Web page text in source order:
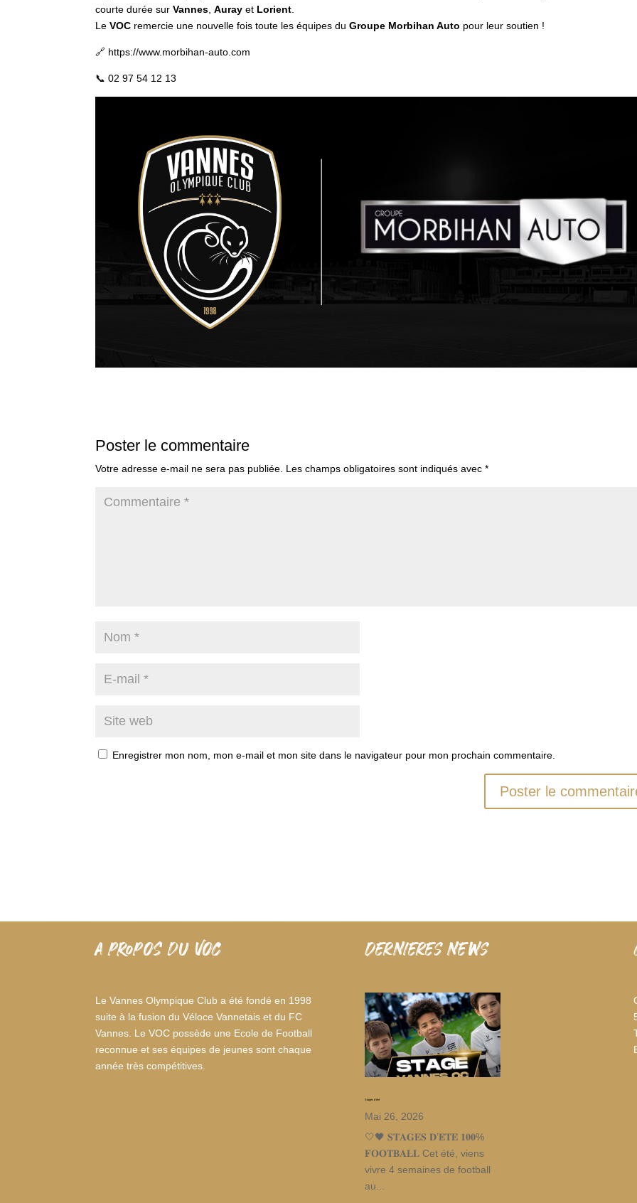
courte durée surVannes,Auray et Lorient.
LeVOC remercie une nouvelle fois toute les équipes duGroupe Morbihan Auto pour leur soutien !
🔗 https://www.morbihan-auto.com
📞 02 97 54 12 13
Poster le commentaire
Votre adresse e-mail ne sera pas publiée. Les champs obligatoires sont indiqués avec*
Enregistrer mon nom, mon e-mail et mon site dans le navigateur pour mon prochain commentaire.
A PROPOS DU VOC
Le Vannes Olympique Club a été fondé en 1998
suite à la fusion du Véloce Vannetais et du FC
Vannes. Le VOC possède une Ecole de Football
reconnue et ses équipes de jeunes sont chaque
année très compétitives.
dernieres news
Stages d’été
Mai 26, 2026
🤍🖤 𝐒𝐓𝐀𝐆𝐄𝐒 𝐃’𝐄́𝐓𝐄́ 𝟏𝟎𝟎%
𝐅𝐎𝐎𝐓𝐁𝐀𝐋𝐋 Cet été, viens
vivre 4 semaines de football
au...